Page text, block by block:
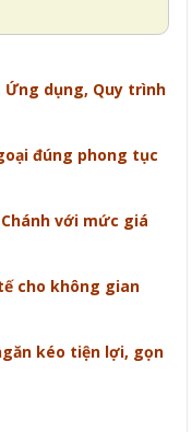
dụng, Quy trình
đúng phong tục
với mức giá
cho không gian
kéo tiện lợi, gọn